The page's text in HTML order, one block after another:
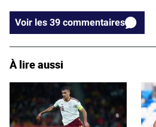
Voir les 39 commentaires
À lire aussi